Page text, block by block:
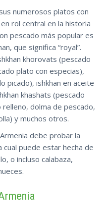
numerosos platos con
rol central en la historia
pescado más popular es
que significa “royal”.
khorovats (pescado
plato con especias),
picado), ishkhan en aceite
khashats (pescado
relleno, dolma de pescado,
y muchos otros.
debe probar la
cual puede estar hecha de
o incluso calabaza,